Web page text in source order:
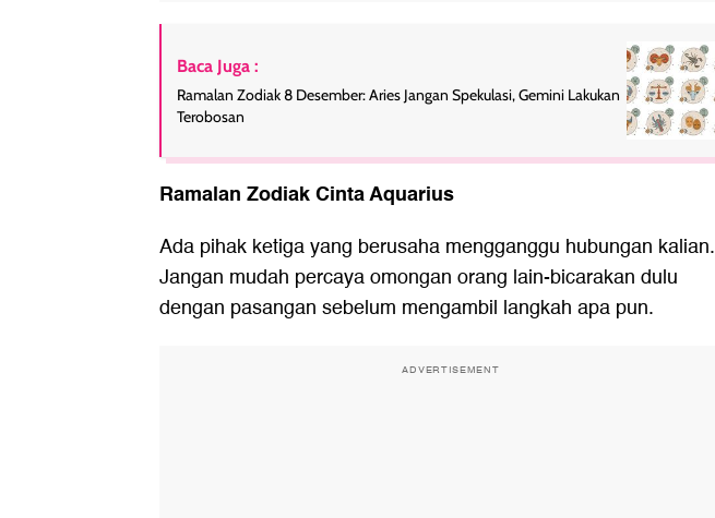
Baca Juga :
Ramalan Zodiak 8 Desember: Aries Jangan Spekulasi, Gemini Lakukan
Terobosan
Ramalan Zodiak Cinta Aquarius
Ada pihak ketiga yang berusaha mengganggu hubungan kalian.
Jangan mudah percaya omongan orang lain-bicarakan dulu
dengan pasangan sebelum mengambil langkah apa pun.
ADVERTISEMENT